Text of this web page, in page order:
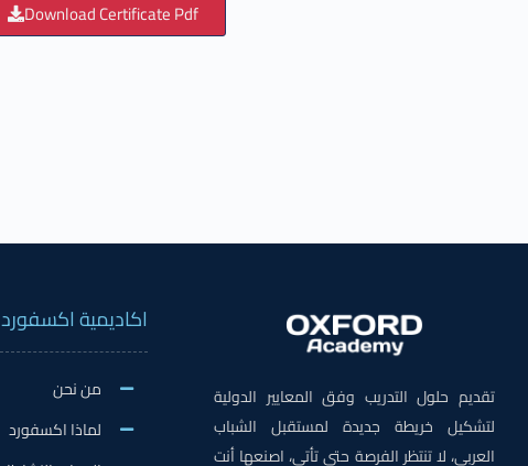
Download Certificate Pdf
تقديم حلول التدريب وفق المعايير الدولية
لتشكيل خريطة جديدة لمستقبل الشباب
العربي، لا تنتظر الفرصة حتى تأتي، اصنعها أنت
اكاديمية اكسفورد
من نحن
لماذا اكسفورد